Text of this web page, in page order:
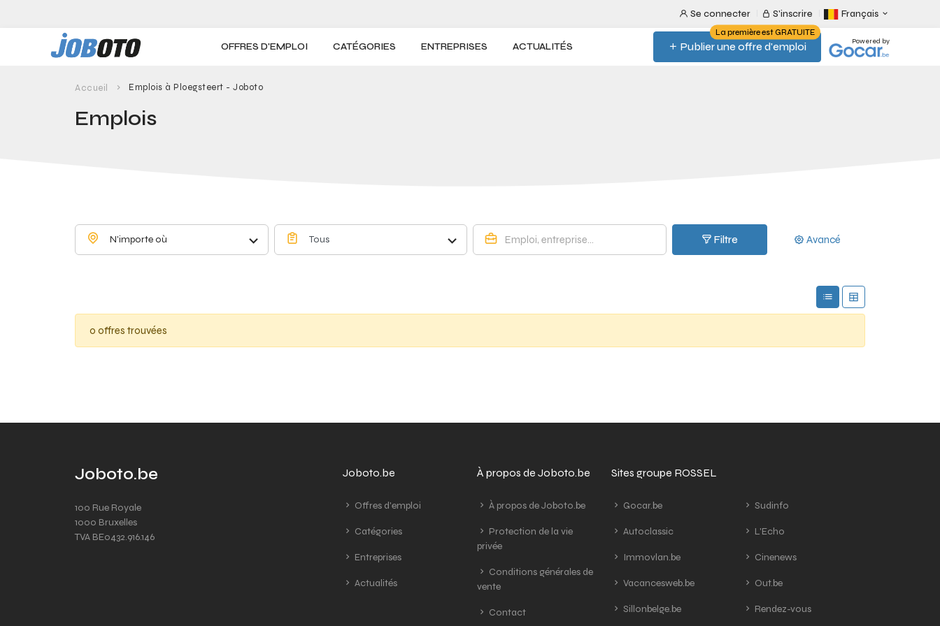
Se connecter S'inscrire Français
OFFRES D'EMPLOI CATÉGORIES ENTREPRISES ACTUALITÉS Publier une offre d'emploi
La première est GRATUITE
Powered by
Accueil Emplois à Ploegsteert - Joboto
Emplois
N'importe où Tous Filtre Avancé
0 offres trouvées
Joboto.be
100 Rue Royale
1000 Bruxelles
TVA BE0432.916.146
Joboto.be
Offres d'emploi
Catégories
Entreprises
Actualités
À propos de Joboto.be
À propos de Joboto.be
Protection de la vie
privée
Conditions générales de
vente
Contact
Sites groupe ROSSEL
Gocar.be
Autoclassic
Immovlan.be
Vacancesweb.be
Sillonbelge.be
Sudinfo
L'Echo
Cinenews
Out.be
Rendez-vous